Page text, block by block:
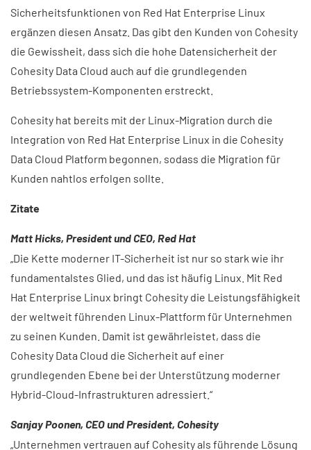
Sicherheitsfunktionen von Red Hat Enterprise Linux
ergänzen diesen Ansatz. Das gibt den Kunden von Cohesity
die Gewissheit, dass sich die hohe Datensicherheit der
Cohesity Data Cloud auch auf die grundlegenden
Betriebssystem-Komponenten erstreckt.
Cohesity hat bereits mit der Linux-Migration durch die
Integration von Red Hat Enterprise Linux in die Cohesity
Data Cloud Platform begonnen, sodass die Migration für
Kunden nahtlos erfolgen sollte.
Zitate​
Matt Hicks, President und CEO, Red Hat
„Die Kette moderner IT-Sicherheit ist nur so stark wie ihr
fundamentalstes Glied, und das ist häufig Linux. Mit Red
Hat Enterprise Linux bringt Cohesity die Leistungsfähigkeit
der weltweit führenden Linux-Plattform für Unternehmen
zu seinen Kunden. Damit ist gewährleistet, dass die
Cohesity Data Cloud die Sicherheit auf einer
grundlegenden Ebene bei der Unterstützung moderner
Hybrid-Cloud-Infrastrukturen adressiert.“
Sanjay Poonen, CEO und President, Cohesity
„Unternehmen vertrauen auf Cohesity als führende Lösung